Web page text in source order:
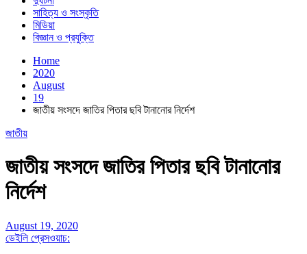
সাহিত্য ও সংস্কৃতি
মিডিয়া
বিজ্ঞান ও প্রযুক্তি
Home
2020
August
19
জাতীয় সংসদে জাতির পিতার ছবি টানানোর নির্দেশ
জাতীয়
জাতীয় সংসদে জাতির পিতার ছবি টানানোর
নির্দেশ
August 19, 2020
ডেইলি প্রেসওয়াচ: